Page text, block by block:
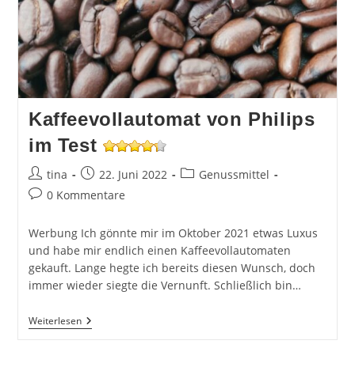
Kaffeevollautomat von Philips
im Test
Beitrags-
Autor:
tina
Beitrag
veröffentlicht:
22. Juni 2022
Beitrags-
Genussmittel
Beitrags-
0 Kommentare
Werbung Ich gönnte mir im Oktober 2021 etwas Luxus
und habe mir endlich einen Kaffeevollautomaten
gekauft. Lange hegte ich bereits diesen Wunsch, doch
immer wieder siegte die Vernunft. Schließlich bin…
WeiterlesenKaffeevollautomat
Von